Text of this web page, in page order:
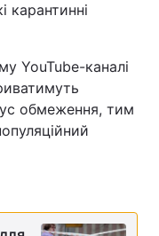
карантинні
YouTube-каналі
обмеження, тим